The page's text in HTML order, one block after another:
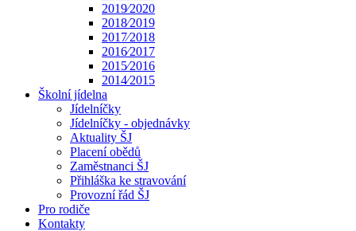
2019⁄2020
2018⁄2019
2017⁄2018
2016⁄2017
2015⁄2016
2014⁄2015
Školní jídelna
Jídelníčky
Jídelníčky - objednávky
Aktuality ŠJ
Placení obědů
Zaměstnanci ŠJ
Přihláška ke stravování
Provozní řád ŠJ
Pro rodiče
Kontakty